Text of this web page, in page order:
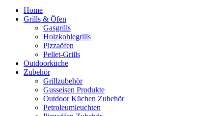
Home
Grills & Öfen
Gasgrills
Holzkohlegrills
Pizzaöfen
Pellet-Grills
Outdoorküche
Zubehör
Grillzubehör
Gusseisen Produkte
Outdoor Küchen Zubehör
Petroleumleuchten